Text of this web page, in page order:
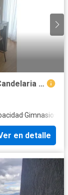
Venta apartamento rentas cortas La Candelaria Bogotá
·Gimnasio
en detalle